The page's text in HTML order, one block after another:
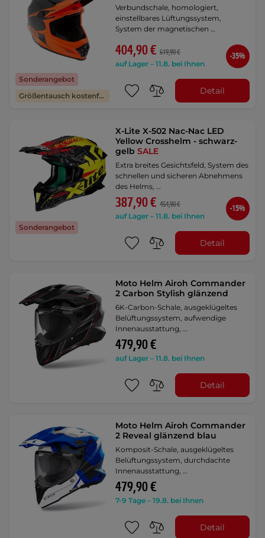
Sonderangebot
Größentausch kostenfrei
Verbundschale, homologiert,
einstellbares Lüftungssystem,
System der magnetischen …
404,90 € 619,90 €
auf Lager – 11.8. bei Ihnen
-35%
Detail
Sonderangebot
X-Lite X-502 Nac-Nac LED
Yellow Crosshelm - schwarz-
gelbSALE
Extra breites Gesichtsfeld, System des
schnellen und sicheren Abnehmens
des Helms, …
387,90 € 454,90 €
auf Lager – 11.8. bei Ihnen
-15%
Detail
Moto Helm Airoh Commander
2 Carbon Stylish glänzend
6K-Carbon-Schale, ausgeklügeltes
Belüftungssystem, aufwendige
Innenausstattung, …
479,90 €
auf Lager – 11.8. bei Ihnen
Detail
Moto Helm Airoh Commander
2 Reveal glänzend blau
Komposit-Schale, ausgeklügeltes
Belüftungssystem, durchdachte
Innenausstattung, …
479,90 €
7-9 Tage – 19.8. bei Ihnen
Detail